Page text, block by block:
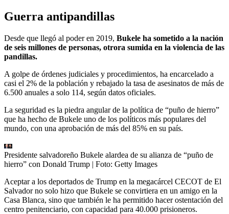
Guerra antipandillas
Desde que llegó al poder en 2019, Bukele ha sometido a la nación
de seis millones de personas, otrora sumida en la violencia de las
pandillas.
A golpe de órdenes judiciales y procedimientos, ha encarcelado a
casi el 2% de la población y rebajado la tasa de asesinatos de más de
6.500 anuales a solo 114, según datos oficiales.
La seguridad es la piedra angular de la política de “puño de hierro”
que ha hecho de Bukele uno de los políticos más populares del
mundo, con una aprobación de más del 85% en su país.
Presidente salvadoreño Bukele alardea de su alianza de “puño de
hierro” con Donald Trump | Foto: Getty Images
Aceptar a los deportados de Trump en la megacárcel CECOT de El
Salvador no solo hizo que Bukele se convirtiera en un amigo en la
Casa Blanca, sino que también le ha permitido hacer ostentación del
centro penitenciario, con capacidad para 40.000 prisioneros.